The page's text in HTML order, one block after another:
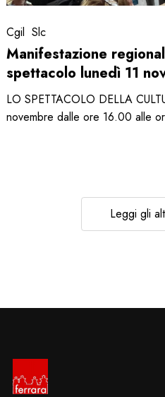
Cgil Slc
Manifestazione
spettacolo lunedì 11
LO SPETTACOLO DELLA
novembre dalle ore 16.00 alle
Leggi gli